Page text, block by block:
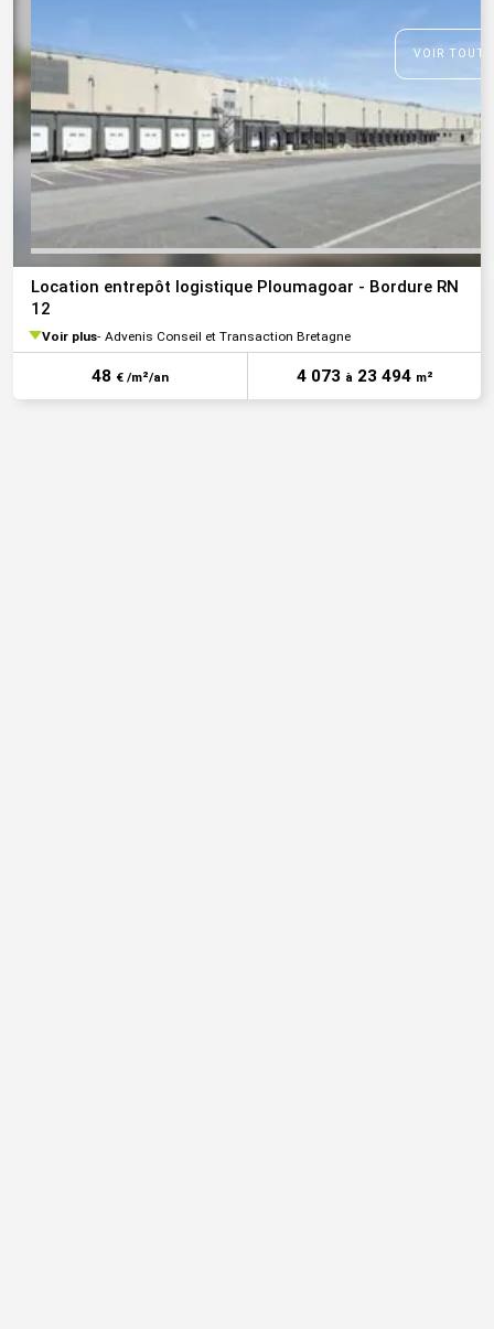
VOIR
Location entrepôt logistique Ploumagoar - Bordure RN
12
Voir plus Advenis Conseil et Transaction Bretagne
48 € /m²/an 4 073 à23 494 m²